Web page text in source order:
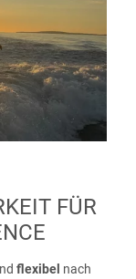
FÜR
flexibel nach